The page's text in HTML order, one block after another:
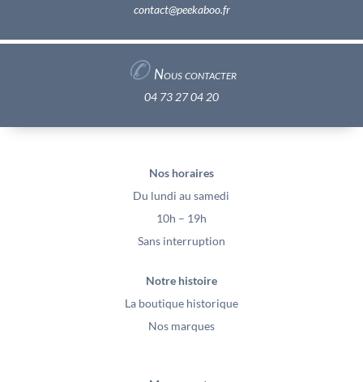
contact@peekaboo.fr
✆ Nous contacter
04 73 27 04 20
Nos horaires
Du lundi au samedi
10h – 19h
Sans interruption
Notre histoire
La boutique historique
Nos marques